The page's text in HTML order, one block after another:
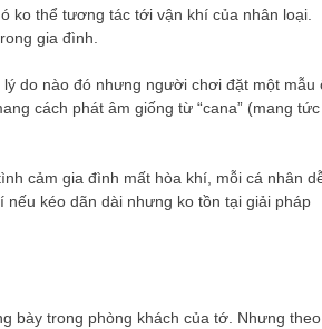
ko thể tương tác tới vận khí của nhân loại.
gia đình.
do nào đó nhưng người chơi đặt một mẫu
cách phát âm giống từ “cana” (mang tức
cảm gia đình mất hòa khí, mỗi cá nhân
kéo dãn dài nhưng ko tồn tại giải pháp
bày trong phòng khách của tớ. Nhưng theo